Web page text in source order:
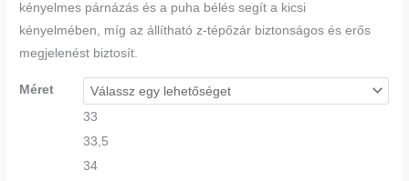
kényelmes párnázás és a puha bélés segít a kicsi
kényelmében, míg az állítható z-tépőzár biztonságos és erős
megjelenést biztosít.
Méret
33
33,5
34